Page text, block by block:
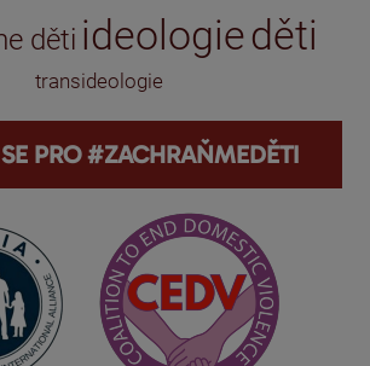
děti ideologieděti
transideologie
PRO #ZACHRAŇMEDĚTI